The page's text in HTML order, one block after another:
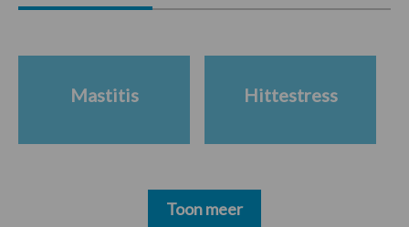
Mastitis Hittestress
Toon meer